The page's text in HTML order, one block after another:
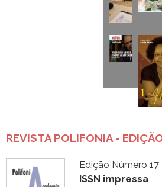
REVISTA POLIFONIA -
Edição Número 17
ISSN impressa